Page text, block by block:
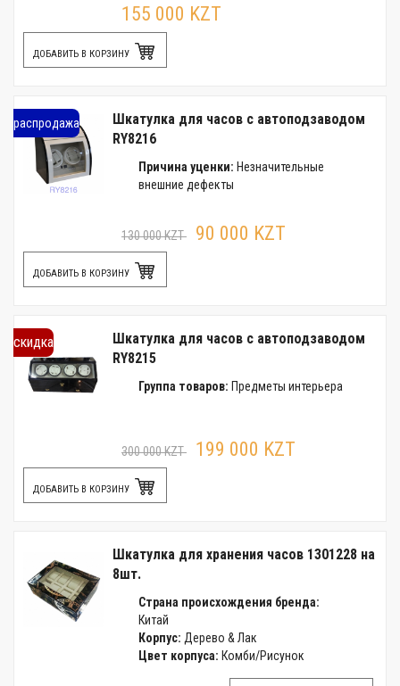
155 000 KZT
ДОБАВИТЬ В КОРЗИНУ
распродажа
Шкатулка для часов с автоподзаводом
RY8216
Причина уценки: Незначительные
внешние дефекты
130 000 KZT 90 000 KZT
ДОБАВИТЬ В КОРЗИНУ
скидка
Шкатулка для часов с автоподзаводом
RY8215
Группа товаров: Предметы интерьера
300 000 KZT 199 000 KZT
ДОБАВИТЬ В КОРЗИНУ
Шкатулка для хранения часов 1301228 на
8шт.
Страна происхождения бренда:
Китай
Корпус: Дерево & Лак
Цвет корпуса: Комби/Рисунок